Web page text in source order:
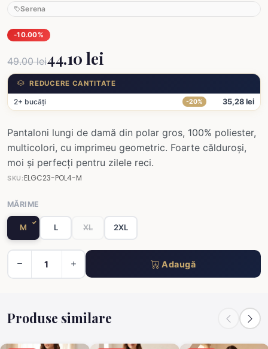
Serena
-10.00%
49.00 lei44.10 lei
REDUCERE CANTITATE
2+ bucăți -20% 35,28 lei
Pantaloni lungi de damă din polar gros, 100% poliester,
multicolori, cu imprimeu geometric. Foarte călduroși,
moi și perfecți pentru zilele reci.
SKU:ELGC23-POL4-M
MĂRIME
M L XL 2XL
Adaugă
Produse similare